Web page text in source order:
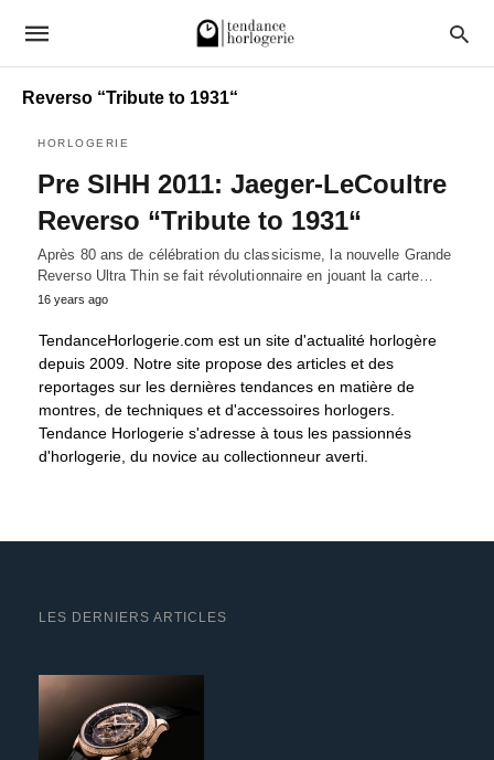
Reverso “Tribute to 1931“
HORLOGERIE
Pre SIHH 2011: Jaeger-LeCoultre
Reverso “Tribute to 1931“
Après 80 ans de célébration du classicisme, la nouvelle Grande
Reverso Ultra Thin se fait révolutionnaire en jouant la carte…
16 years ago
TendanceHorlogerie.com est un site d'actualité horlogère
depuis 2009. Notre site propose des articles et des
reportages sur les dernières tendances en matière de
montres, de techniques et d'accessoires horlogers.
Tendance Horlogerie s'adresse à tous les passionnés
d'horlogerie, du novice au collectionneur averti.
LES DERNIERS ARTICLES